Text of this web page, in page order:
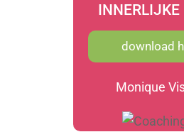
INNERLIJKE
download
Monique